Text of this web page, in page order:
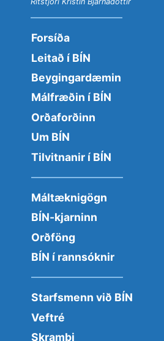
Forsíða
Leitað í BÍN
Beygingardæmin
Málfræðin í BÍN
Orðaforðinn
Um BÍN
Tilvitnanir í BÍN
Máltæknigögn
BÍN-kjarninn
Orðföng
BÍN í rannsóknir
Starfsmenn við BÍN
Veftré
Skrambi